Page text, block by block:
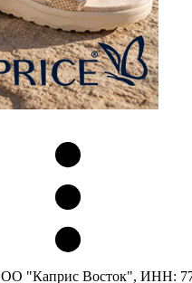
"Каприс Восток", ИНН: